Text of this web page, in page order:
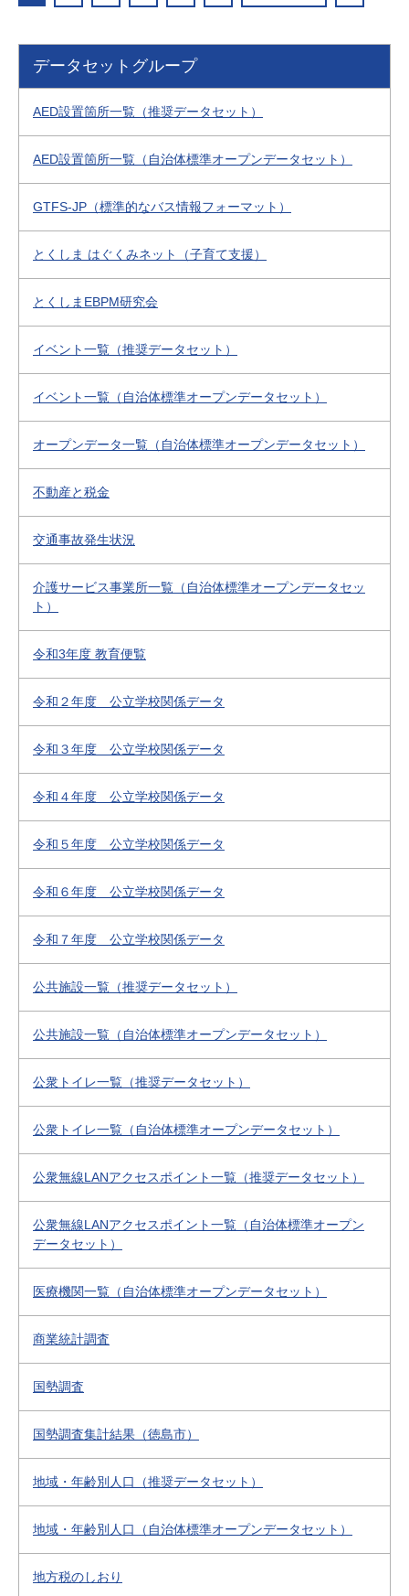
データセットグループ
AED設置箇所一覧（推奨データセット）
AED設置箇所一覧（自治体標準オープンデータセット）
GTFS-JP（標準的なバス情報フォーマット）
とくしま はぐくみネット（子育て支援）
とくしまEBPM研究会
イベント一覧（推奨データセット）
イベント一覧（自治体標準オープンデータセット）
オープンデータ一覧（自治体標準オープンデータセット）
不動産と税金
交通事故発生状況
介護サービス事業所一覧（自治体標準オープンデータセッ
ト）
令和3年度 教育便覧
令和２年度 公立学校関係データ
令和３年度 公立学校関係データ
令和４年度 公立学校関係データ
令和５年度 公立学校関係データ
令和６年度 公立学校関係データ
令和７年度 公立学校関係データ
公共施設一覧（推奨データセット）
公共施設一覧（自治体標準オープンデータセット）
公衆トイレ一覧（推奨データセット）
公衆トイレ一覧（自治体標準オープンデータセット）
公衆無線LANアクセスポイント一覧（推奨データセット）
公衆無線LANアクセスポイント一覧（自治体標準オープン
データセット）
医療機関一覧（自治体標準オープンデータセット）
商業統計調査
国勢調査
国勢調査集計結果（徳島市）
地域・年齢別人口（推奨データセット）
地域・年齢別人口（自治体標準オープンデータセット）
地方税のしおり